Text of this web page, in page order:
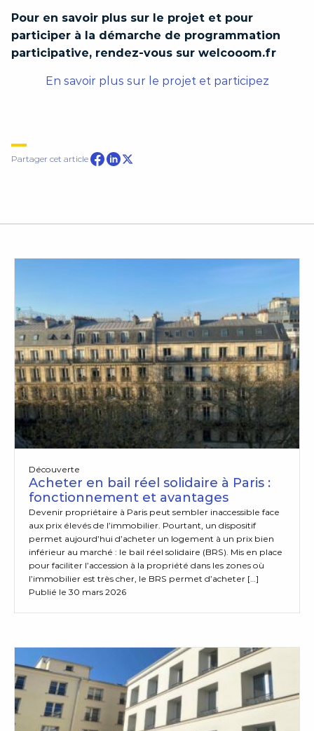
Pour en savoir plus sur le projet et pour
participer à la démarche de programmation
participative, rendez-vous sur welcooom.fr
En savoir plus sur le projet et participez
Partager cet articlePartager sur Facebook
Partager sur Linkedin
Partager sur Twitter
Acheter en bail réel solidaire à Paris :
fonctionnement et avantages
Découverte
Devenir propriétaire à Paris peut sembler inaccessible face
aux prix élevés de l’immobilier. Pourtant, un dispositif
permet aujourd’hui d’acheter un logement à un prix bien
inférieur au marché : le bail réel solidaire (BRS). Mis en place
pour faciliter l’accession à la propriété dans les zones où
l’immobilier est très cher, le BRS permet d’acheter […]
Publié le 30 mars 2026